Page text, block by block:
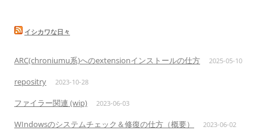
イシカワな日々
ARC(chroniumu系)へのextensionインストールの仕方 2025-05-10
repositry 2023-10-28
ファイラー関連 (wip) 2023-06-03
WIndowsのシステムチェック＆修復の仕方（概要） 2023-06-02